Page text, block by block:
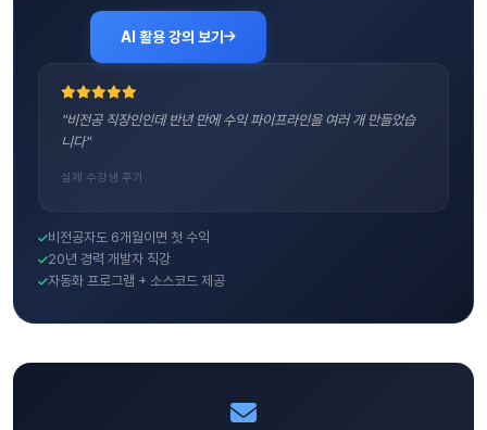
AI 활용 강의 보기
"비전공 직장인인데 반년 만에 수익 파이프라인을 여러 개 만들었습
니다"
실제 수강생 후기
비전공자도 6개월이면 첫 수익
20년 경력 개발자 직강
자동화 프로그램 + 소스코드 제공